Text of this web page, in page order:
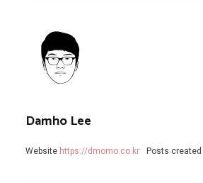
Damho Lee
Website https://dmomo.co.kr Posts created